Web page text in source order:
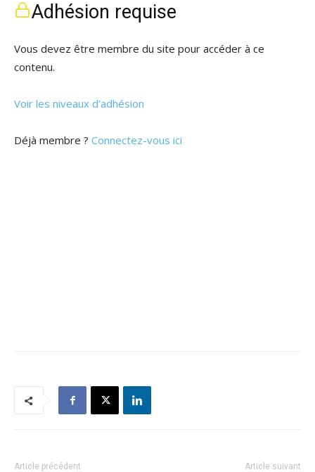
Adhésion requise
Vous devez être membre du site pour accéder à ce
contenu.
Voir les niveaux d’adhésion
Déjà membre ? Connectez-vous ici
Article précédent Article suivant